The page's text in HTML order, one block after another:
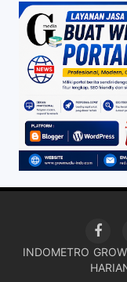
INDOMETRO